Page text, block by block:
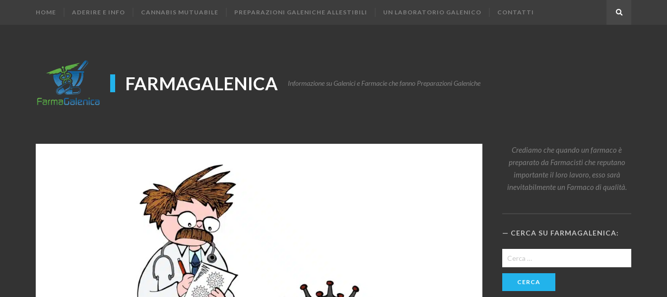
HOME ADERIRE E INFO CANNABIS MUTUABILE PREPARAZIONI GALENICHE ALLESTIBILI UN LABORATORIO GALENICO CONTATTI
FARMAGALENICA Informazione su Galenici e Farmacie che fanno Preparazioni Galeniche
Crediamo che quando un farmaco è
preparato da Farmacisti che reputano
importante il loro lavoro, esso sarà
inevitabilmente un Farmaco di qualità.
CERCA SU FARMAGALENICA:
Ricerca
per: